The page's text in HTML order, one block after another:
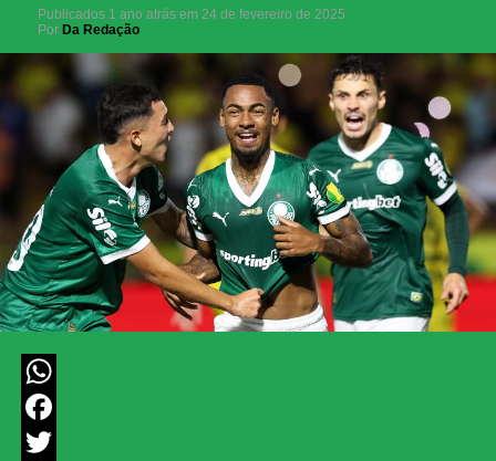
Publicados 1 ano atrás em 24 de fevereiro de 2025
Por Da Redação
WhatsApp
Facebook